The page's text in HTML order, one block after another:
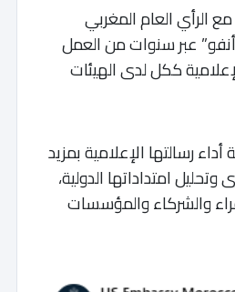
الرأي العام المغربي
عبر سنوات من العمل
ككل لدى الهيئات
رسالتها الإعلامية بمزيد
امتداداتها الدولية،
والشركاء والمؤسسات